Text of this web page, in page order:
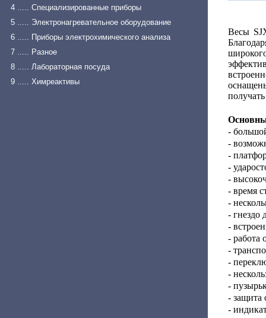
4 ..... Специализированные приборы
5 ..... Электронагревательное оборудование
6 ..... Приборы электрохимического анализа
7 ..... Разное
8 ..... Лабораторная посуда
9 ..... Химреактивы
Весы
-
-
-
-
-
- время
-
- гнездо
-
- работа
-
-
-
-
- защита
-